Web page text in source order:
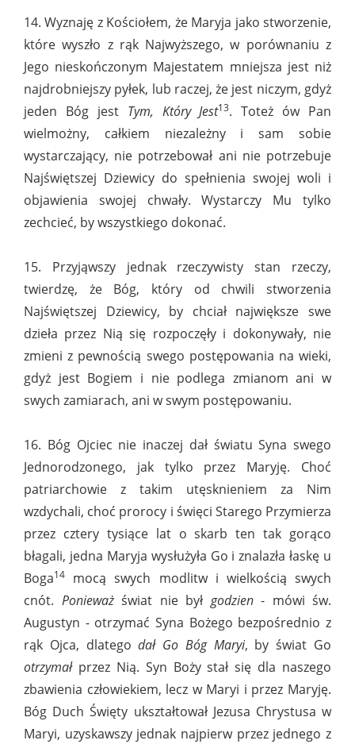
14. Wyznaję z Kościołem, że Maryja jako stworzenie,
które wyszło z rąk Najwyższego, w porównaniu z
Jego nieskończonym Majestatem mniejsza jest niż
najdrobniejszy pyłek, lub raczej, że jest niczym, gdyż
jeden Bóg jest Tym, Który Jest13. Toteż ów Pan
wielmożny, całkiem niezależny i sam sobie
wystarczający, nie potrzebował ani nie potrzebuje
Najświętszej Dziewicy do spełnienia swojej woli i
objawienia swojej chwały. Wystarczy Mu tylko
zechcieć, by wszystkiego dokonać.
15. Przyjąwszy jednak rzeczywisty stan rzeczy,
twierdzę, że Bóg, który od chwili stworzenia
Najświętszej Dziewicy, by chciał największe swe
dzieła przez Nią się rozpoczęły i dokonywały, nie
zmieni z pewnością swego postępowania na wieki,
gdyż jest Bogiem i nie podlega zmianom ani w
swych zamiarach, ani w swym postępowaniu.
16. Bóg Ojciec nie inaczej dał światu Syna swego
Jednorodzonego, jak tylko przez Maryję. Choć
patriarchowie z takim utęsknieniem za Nim
wzdychali, choć prorocy i święci Starego Przymierza
przez cztery tysiące lat o skarb ten tak gorąco
błagali, jedna Maryja wysłużyła Go i znalazła łaskę u
Boga14
mocą swych modlitw i wielkością swych
cnót. Ponieważświat nie był godzien- mówi św.
Augustyn - otrzymać Syna Bożego bezpośrednio z
rąk Ojca, dlategodał Go Bóg Maryi, by świat Go
otrzymałprzez Nią. Syn Boży stał się dla naszego
zbawienia człowiekiem, lecz w Maryi i przez Maryję.
Bóg Duch Święty ukształtował Jezusa Chrystusa w
Maryi, uzyskawszy jednak najpierw przez jednego z